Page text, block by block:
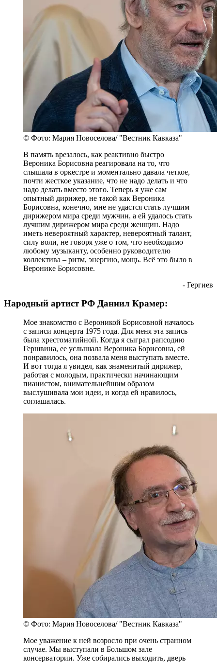
© Фото: Мария Новоселова/ "Вестник Кавказа"
В память врезалось, как реактивно быстро
Вероника Борисовна реагировала на то, что
слышала в оркестре и моментально давала четкое,
почти жесткое указание, что не надо делать и что
надо делать вместо этого. Теперь я уже сам
опытный дирижер, не такой как Вероника
Борисовна, конечно, мне не удастся стать лучшим
дирижером мира среди мужчин, а ей удалось стать
лучшим дирижером мира среди женщин. Надо
иметь невероятный характер, невероятный талант,
силу воли, не говоря уже о том, что необходимо
любому музыканту, особенно руководителю
коллектива – ритм, энергию, мощь. Всё это было в
Веронике Борисовне.
- Гергиев
Народный артист РФ Даниил Крамер:
Мое знакомство с Вероникой Борисовной началось
с записи концерта 1975 года. Для меня эта запись
была хрестоматийной. Когда я сыграл рапсодию
Гершвина, ее услышала Вероника Борисовна, ей
понравилось, она позвала меня выступать вместе.
И вот тогда я увидел, как знаменитый дирижер,
работая с молодым, практически начинающим
пианистом, внимательнейшим образом
выслушивала мои идеи, и когда ей нравилось,
соглашалась.
© Фото: Мария Новоселова/ "Вестник Кавказа"
Мое уважение к ней возросло при очень странном
случае. Мы выступали в Большом зале
консерватории. Уже собирались выходить, дверь